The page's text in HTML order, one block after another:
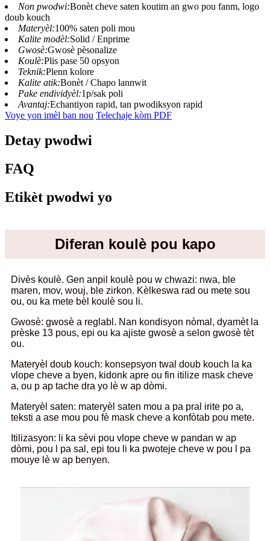
Non pwodwi:Bonèt cheve saten koutim an gwo pou fanm, logo
doub kouch
Materyèl:100% saten poli mou
Kalite modèl:Solid / Enprime
Gwosè:Gwosè pèsonalize
Koulè:Plis pase 50 opsyon
Teknik:Plenn kolore
Kalite atik:Bonèt / Chapo lannwit
Pake endividyèl:1p/sak poli
Avantaj:Echantiyon rapid, tan pwodiksyon rapid
Voye yon imèl ban nou Telechaje kòm PDF
Detay pwodwi
FAQ
Etikèt pwodwi yo
Diferan koulè pou kapo
Divès koulè. Gen anpil koulè pou w chwazi: nwa, ble
maren, mov, wouj, ble zirkon. Kèlkeswa rad ou mete sou
ou, ou ka mete bèl koulè sou li.
Gwosè: gwosè a reglabl. Nan kondisyon nòmal, dyamèt la
prèske 13 pous, epi ou ka ajiste gwosè a selon gwosè tèt
ou.
Materyèl doub kouch: konsepsyon twal doub kouch la ka
vlope cheve a byen, kidonk apre ou fin itilize mask cheve
a, ou p ap tache dra yo lè w ap dòmi.
Materyèl saten: materyèl saten mou a pa pral irite po a,
teksti a ase mou pou fè mask cheve a konfòtab pou mete.
Itilizasyon: li ka sèvi pou vlope cheve w pandan w ap
dòmi, pou l pa sal, epi tou li ka pwoteje cheve w pou l pa
mouye lè w ap benyen.